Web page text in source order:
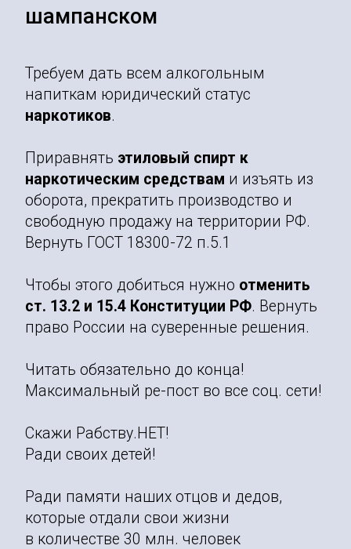
шампанском
Требуем дать всем алкогольным
напиткам юридический статус
наркотиков.
Приравнять этиловый спирт к
наркотическим средствам и изъять из
оборота, прекратить производство и
свободную продажу на территории РФ.
Вернуть ГОСТ 18300-72 п.5.1
Чтобы этого добиться нужно отменить
ст. 13.2 и 15.4 Конституции РФ. Вернуть
право России на суверенные решения.
Читать обязательно до конца!
Максимальный ре-пост во все соц. сети!
Скажи Рабству.НЕТ!
Ради своих детей!
Ради памяти наших отцов и дедов,
которые отдали свои жизни
в количестве 30 млн. человек